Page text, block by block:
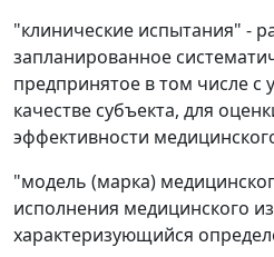
"клинические испытания" -
запланированное
предпринятое в том числе с
качестве субъекта, для
эффективности
"модель (марка)
исполнения медицинского
характеризующийся